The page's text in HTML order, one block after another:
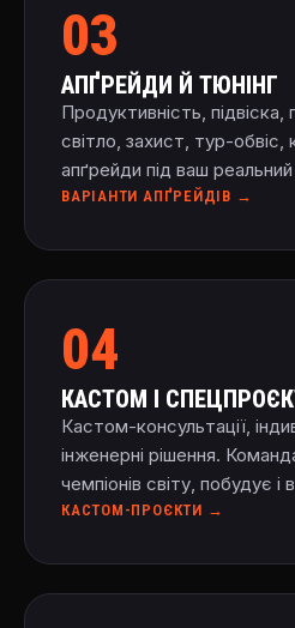
03
АПҐРЕЙДИ Й ТЮНІНГ
Продуктивність, підвіска,
світло, захист, тур-обвіс,
апґрейди під ваш реальний
ВАРІАНТИ АПҐРЕЙДІВ →
04
КАСТОМ І
Кастом-консультації,
інженерні рішення.
чемпіонів світу, побудує
КАСТОМ-ПРОЄКТИ →